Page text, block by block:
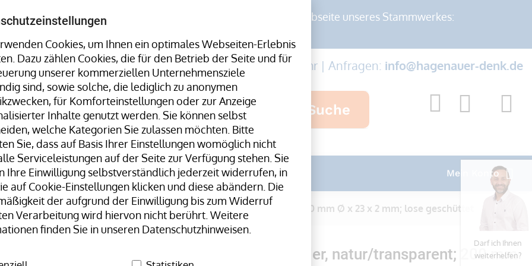
Cookies, um Ihnen ein optimales Webseiten-Erlebnis
Dazu zählen Cookies, die für den Betrieb der Seite und für
unserer kommerziellen Unternehmensziele
sind, sowie solche, die lediglich zu anonymen
für Komforteinstellungen oder zur Anzeige
Inhalte genutzt werden. Sie können selbst
welche Kategorien Sie zulassen möchten. Bitte
Sie, dass auf Basis Ihrer Einstellungen womöglich nicht
Serviceleistungen auf der Seite zur Verfügung stehen. Sie
Ihre Einwilligung selbstverständlich jederzeit widerrufen, in
auf Cookie-Einstellungen klicken und diese abändern. Die
der aufgrund der Einwilligung bis zum Widerruf
Verarbeitung wird hiervon nicht berührt. Weitere
finden Sie in unseren Datenschutzhinweisen.
Stretchwickler uvm. finden Sie auf der Webseite unseres Stammwerkes:
Hotline:+49 8323 9660-0| Mo-Fr 07:30-17:00 Uhr | Anfragen: info@hagenauer-denk.de
Suche
Unser Team H+D Stammwerk Mein Konto
Naturkautschuk Gummibänder, natur/transparent; 200 mm Ø x 23 x 2 mm; lose geschüttet
Gummibänder, natur/transparent; 200 mm
Darf ich Ihnen
weiterhelfen?